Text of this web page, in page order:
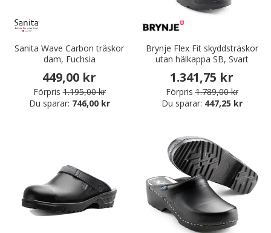
Sanita Wave Carbon träskor
dam, Fuchsia
449,00 kr
Förpris 1.195,00 kr
Du sparar: 746,00 kr
Brynje Flex Fit skyddsträskor
utan hälkappa SB, Svart
1.341,75 kr
Förpris 1.789,00 kr
Du sparar: 447,25 kr